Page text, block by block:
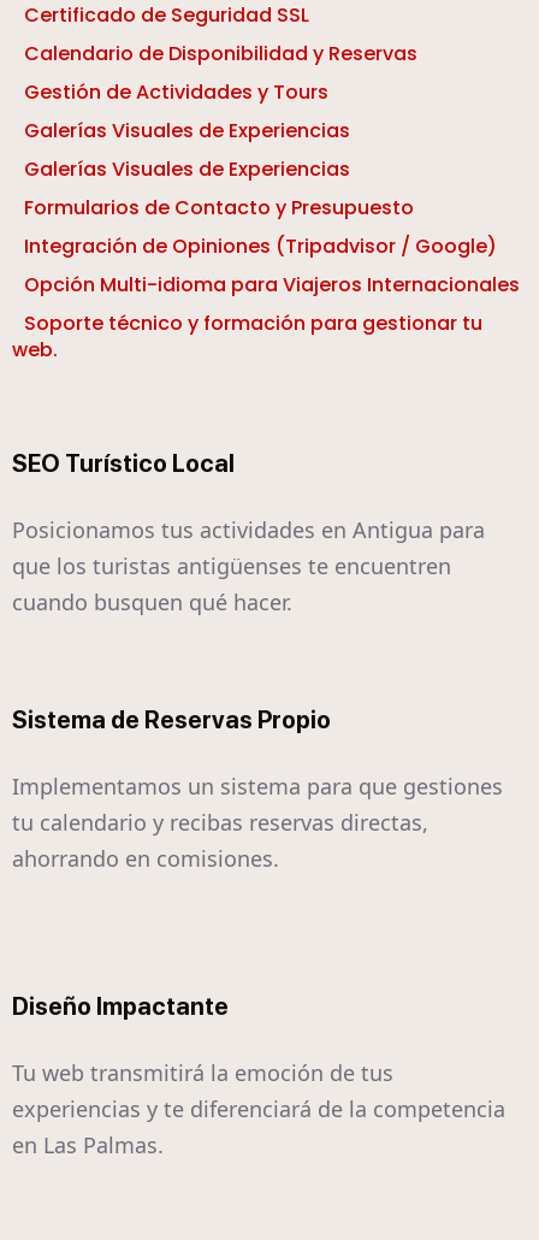
Certificado de Seguridad SSL
Calendario de Disponibilidad y Reservas
Gestión de Actividades y Tours
Galerías Visuales de Experiencias
Galerías Visuales de Experiencias
Formularios de Contacto y Presupuesto
Integración de Opiniones (Tripadvisor / Google)
Opción Multi-idioma para Viajeros Internacionales
Soporte técnico y formación para gestionar tu
web.
SEO Turístico Local
Posicionamos tus actividades en Antigua para
que los turistas antigüenses te encuentren
cuando busquen qué hacer.
Sistema de Reservas Propio
Implementamos un sistema para que gestiones
tu calendario y recibas reservas directas,
ahorrando en comisiones.
Diseño Impactante
Tu web transmitirá la emoción de tus
experiencias y te diferenciará de la competencia
en Las Palmas.